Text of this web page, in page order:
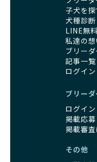
子犬を探
犬種診断
LINE無
私達の想
ブリー
記事一覧
ログイン
ブリー
ログイン
掲載応募
掲載審
その他